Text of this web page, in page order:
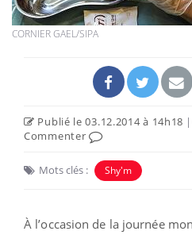
CORNIER GAEL/SIPA
Publié le 03.12.2014 à 14h18
Commenter
Mots clés : Shy'm
À l’occasion de la journée